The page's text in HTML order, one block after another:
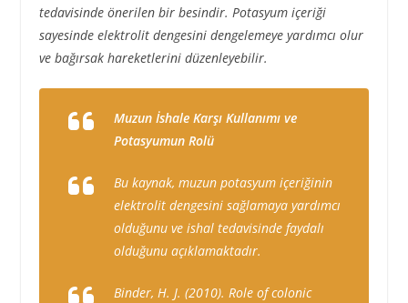
tedavisinde önerilen bir besindir. Potasyum içeriği
sayesinde elektrolit dengesini dengelemeye yardımcı olur
ve bağırsak hareketlerini düzenleyebilir.
Muzun İshale Karşı Kullanımı ve
Potasyumun Rolü
Bu kaynak, muzun potasyum içeriğinin
elektrolit dengesini sağlamaya yardımcı
olduğunu ve ishal tedavisinde faydalı
olduğunu açıklamaktadır.
Binder, H. J. (2010). Role of colonic